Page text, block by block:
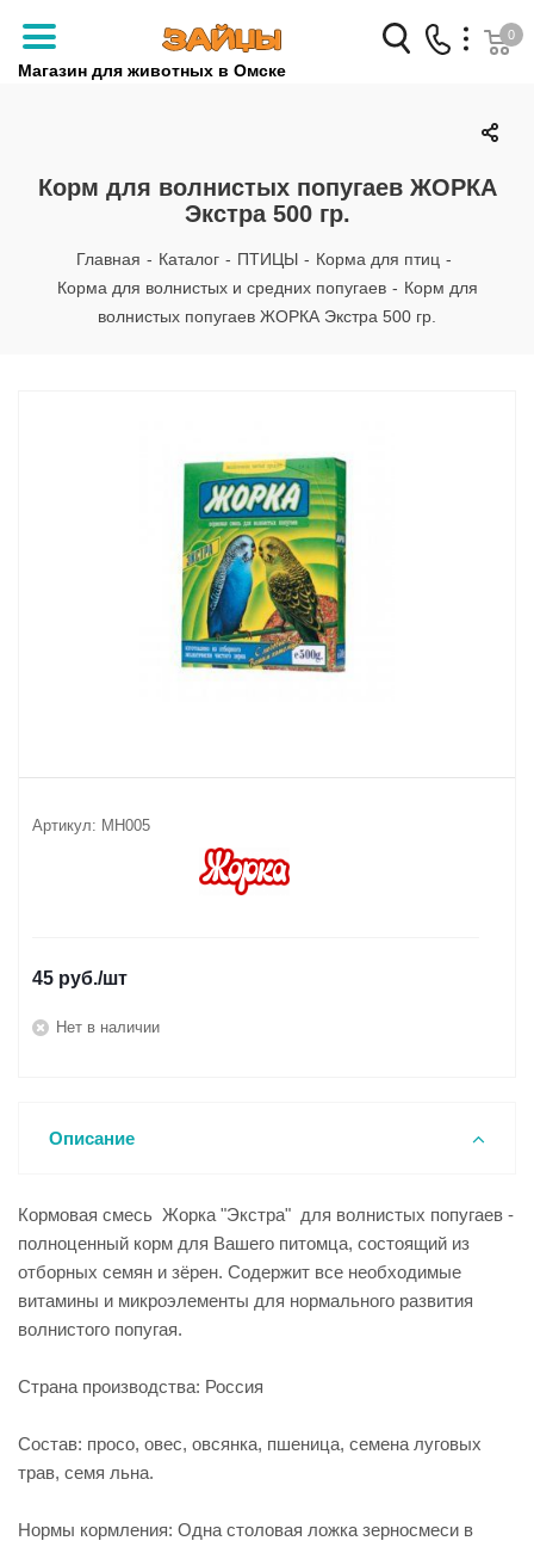
Магазин для животных в Омске
Заказать звонок
+7 (3812) 79-04-04
+7 (950) 959-88-32
0
Корм для волнистых попугаев ЖОРКА
Экстра 500 гр.
Главная - Каталог - ПТИЦЫ - Корма для птиц -
Корма для волнистых и средних попугаев - Корм для
волнистых попугаев ЖОРКА Экстра 500 гр.
Артикул: МН005
45 руб./шт
Нет в наличии
Описание
Кормовая смесь Жорка "Экстра" для волнистых попугаев -
полноценный корм для Вашего питомца, состоящий из
отборных семян и зёрен. Содержит все необходимые
витамины и микроэлементы для нормального развития
волнистого попугая.
Страна производства: Россия
Состав: просо, овес, овсянка, пшеница, семена луговых
трав, семя льна.
Нормы кормления: Одна столовая ложка зерносмеси в